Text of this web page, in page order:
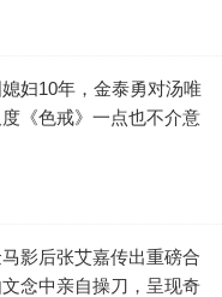
场支持，还好有倚天伙
妇10年，金泰勇对汤唯
《色戒》一点也不介意
影后张艾嘉传出重磅合
念中亲自操刀，呈现奇